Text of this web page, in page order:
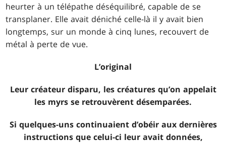
heurter à un télépathe déséquilibré, capable de se
transplaner. Elle avait déniché celle-là il y avait bien
longtemps, sur un monde à cinq lunes, recouvert de
métal à perte de vue.
L’original
Leur créateur disparu, les créatures qu’on appelait
les myrs se retrouvèrent désemparées.
Si quelques-uns continuaient d’obéir aux dernières
instructions que celui-ci leur avait données,